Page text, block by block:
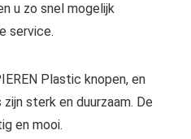
u zo snel mogelijk
service.
Plastic knopen, en
sterk en duurzaam. De
en mooi.